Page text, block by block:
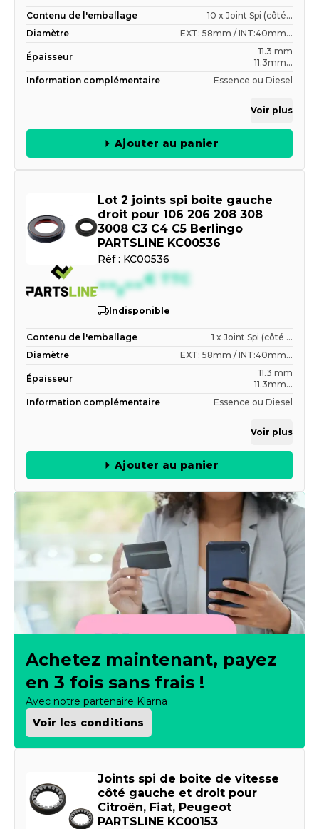
Contenu de l'emballage
10 x Joint Spi (côté...
Diamètre
EXT: 58mm / INT:40mm...
Épaisseur
11.3 mm
11.3mm...
Information complémentaire
Essence ou Diesel
Voir plus
Ajouter au panier
Lot 2 joints spi boite gauche
droit pour 106 206 208 308
3008 C3 C4 C5 Berlingo
PARTSLINE KC00536
Réf : KC00536
--,--€ TTC
Indisponible
Contenu de l'emballage
1 x Joint Spi (côté ...
Diamètre
EXT: 58mm / INT:40mm...
Épaisseur
11.3 mm
11.3mm...
Information complémentaire
Essence ou Diesel
Voir plus
Ajouter au panier
Achetez maintenant, payez
en 3 fois sans frais !
Avec notre partenaire Klarna
Voir les conditions
Joints spi de boite de vitesse
côté gauche et droit pour
Citroën, Fiat, Peugeot
PARTSLINE KC00153